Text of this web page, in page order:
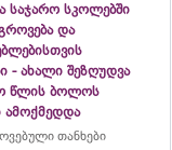
საჯარო სკოლებში
და
- ახალი შეზღუდვა
წლის ბოლოს
ამოქმედდა
თანხები